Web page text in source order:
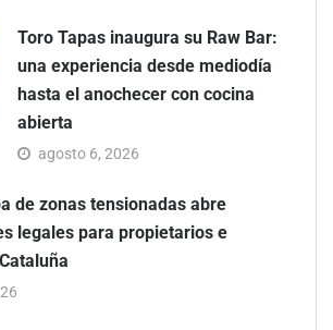
Toro Tapas inaugura su Raw Bar:
una experiencia desde mediodía
hasta el anochecer con cocina
abierta
agosto 6, 2026
de zonas tensionadas abre
legales para propietarios e